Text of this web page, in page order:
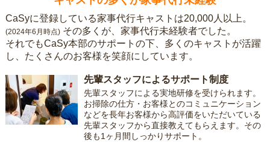
CaSyに登録している家事代行キャストは20,000人以上。
(2024年6月時点) その多くが、家事代行未経験者でした。
それでもCaSy本部のサポートの下、多くのキャストが活躍
し、たくさんのお客様を笑顔にしています。
先輩スタッフによるサポート制度
先輩スタッフによる実地研修を受けられます。
お掃除の仕方・お客様とのコミュニケーション
などを長年お客様から高評価をいただいている
先輩スタッフから直接教えてもらえます。その
後も1ヶ月間しっかりサポート。